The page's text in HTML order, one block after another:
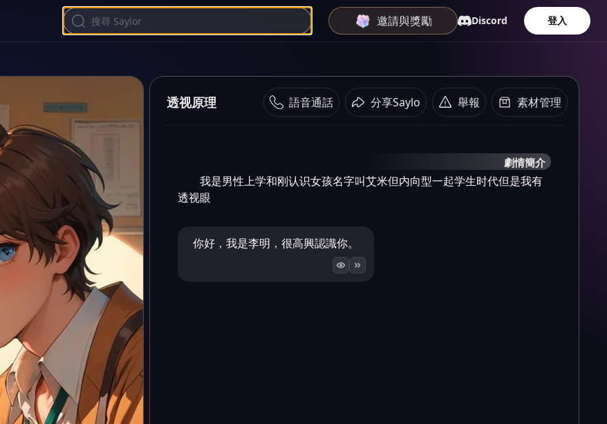
邀請與獎勵 Discord 登入
透视原理 語音通話 分享Saylo 舉報 素材管理
劇情簡介
我是男性上学和刚认识女孩名字叫艾米但内向型一起学生时代但是我有
透视眼
你好，我是李明，很高興認識你。